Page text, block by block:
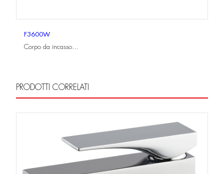
F3600W
Corpo da incasso…
PRODOTTI CORRELATI